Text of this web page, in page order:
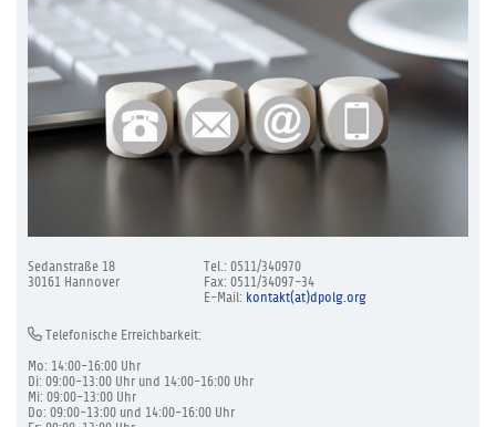
Sedanstraße 18
30161 Hannover
Tel.: 0511/340970
Fax: 0511/34097-34
E-Mail: kontakt(at)dpolg.org
Telefonische Erreichbarkeit:
Mo: 14:00-16:00 Uhr
Di: 09:00-13:00 Uhr und 14:00-16:00 Uhr
Mi: 09:00-13:00 Uhr
Do: 09:00-13:00 und 14:00-16:00 Uhr